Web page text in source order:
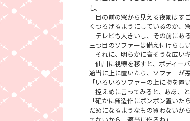
し。
目の前の窓から見える夜景はす
くつろげるようにしているのか、
テレビも大きいし、その前にあ
三つ目のソファーは備え付けらし
それに、明らかに高そうな広い
仙川に視線を移すと、ボディー
適当に上に置いたら、ソファーが
「いろいろソファーの上に物を
控えめに言ってみると、ああ、と
「確かに無造作にボンボン置い
だめになるようなもの買わない